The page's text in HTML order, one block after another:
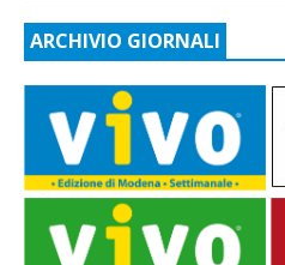
ARCHIVIO GIORNALI